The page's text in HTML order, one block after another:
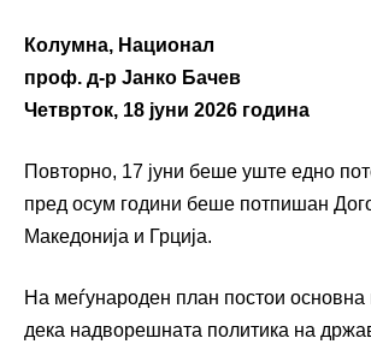
Колумна, Национал
проф. д-р Јанко Бачев
Четврток, 18 јуни 2026 година
Повторно, 17 јуни беше уште едно
пред осум години беше потпишан
Македонија и Грција.
На меѓународен план постои основна
дека надворешната политика на